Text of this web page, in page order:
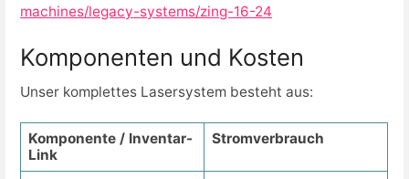
machines/legacy-systems/zing-16-24
Komponenten und Kosten
Unser komplettes Lasersystem besteht aus:
Komponente / Inventar-
Link
Stromverbrauch